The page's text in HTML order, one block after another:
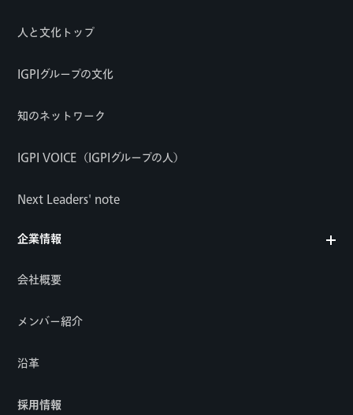
人と文化トップ
IGPIグループの文化
知のネットワーク
IGPI VOICE（IGPIグループの人）
Next Leaders' note
企業情報
会社概要
メンバー紹介
沿革
採用情報